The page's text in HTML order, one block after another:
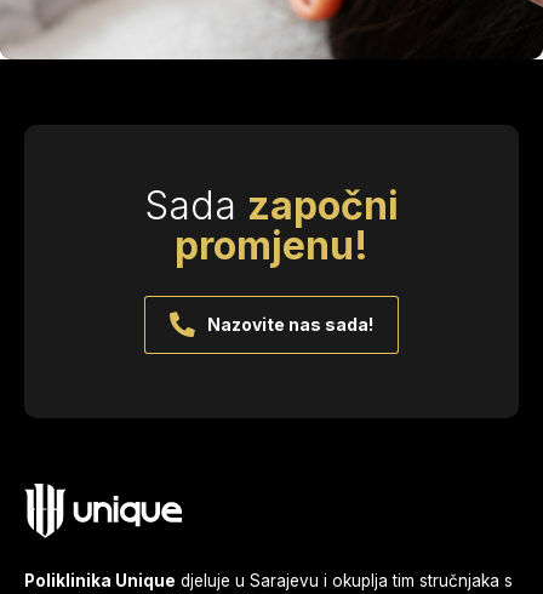
Sada započni
promjenu!
Nazovite nas sada!
Poliklinika Unique djeluje u Sarajevu i okuplja tim stručnjaka s